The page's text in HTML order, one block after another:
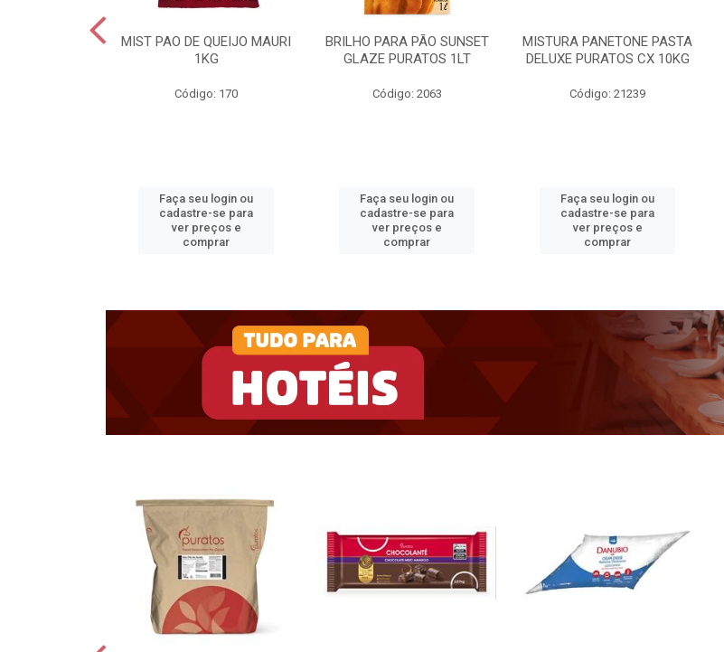
MIST PAO DE QUEIJO MAURI
1KG
Código: 170
Faça seu login ou
cadastre-se para
ver preços e
comprar
BRILHO PARA PÃO SUNSET
GLAZE PURATOS 1LT
Código: 2063
Faça seu login ou
cadastre-se para
ver preços e
comprar
MISTURA PANETONE PASTA
DELUXE PURATOS CX 10KG
Código: 21239
Faça seu login ou
cadastre-se para
ver preços e
comprar